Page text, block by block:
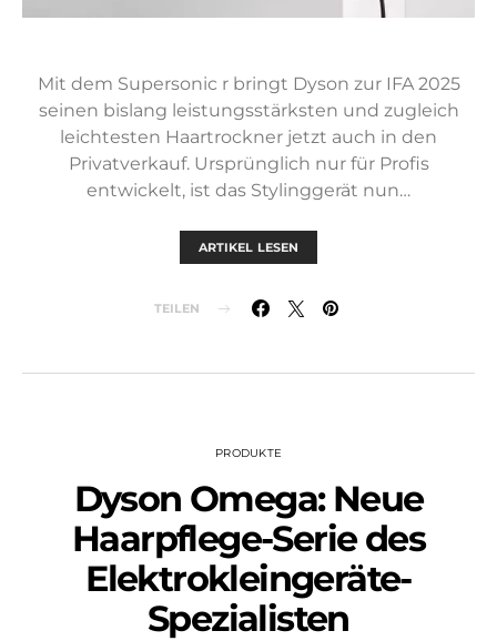
Mit dem Supersonic r bringt Dyson zur IFA 2025
seinen bislang leistungsstärksten und zugleich
leichtesten Haartrockner jetzt auch in den
Privatverkauf. Ursprünglich nur für Profis
entwickelt, ist das Stylinggerät nun…
ARTIKEL LESEN
TEILEN
PRODUKTE
Dyson Omega: Neue
Haarpflege-Serie des
Elektrokleingeräte-
Spezialisten